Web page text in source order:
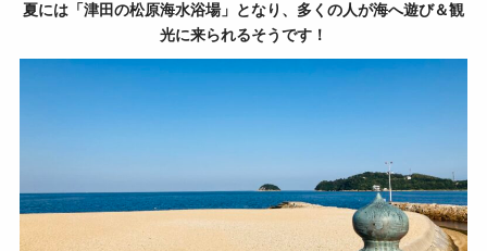
夏には「津田の松原海水浴場」となり、多くの人が海へ遊び＆観
光に来られるそうです！